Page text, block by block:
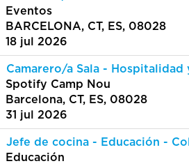
Eventos
BARCELONA, CT, ES, 08028
18 jul 2026
Camarero/a Sala - Hospitalidad
Spotify Camp Nou
Barcelona, CT, ES, 08028
31 jul 2026
Jefe de cocina - Educación -
Educación